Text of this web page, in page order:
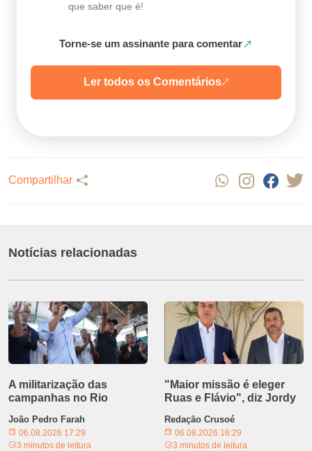
que saber que é!
Torne-se um assinante para comentar
Ler todos os Comentários
Compartilhar
Notícias relacionadas
A militarização das
campanhas no Rio
João Pedro Farah
06.08.2026 17:29
3 minutos de leitura
"Maior missão é eleger
Ruas e Flávio", diz Jordy
Redação Crusoé
06.08.2026 16:29
3 minutos de leitura